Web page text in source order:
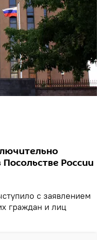
России
с заявлением
граждан и лиц